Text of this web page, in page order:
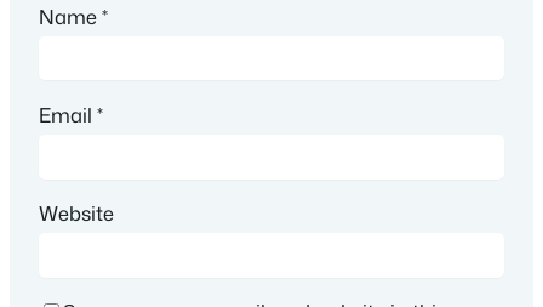
Name*
Email *
Website